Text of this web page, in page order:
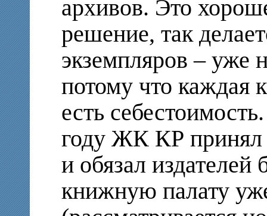
архивов. Это
решение, так
экземпляров – уже
потому что каждая
есть
году ЖК КР принял
и обязал издателей
книжную палату